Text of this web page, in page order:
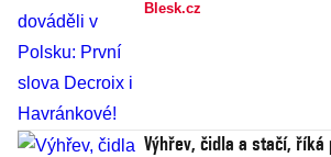
Blesk.cz
Výhřev, čidla a stačí, říká